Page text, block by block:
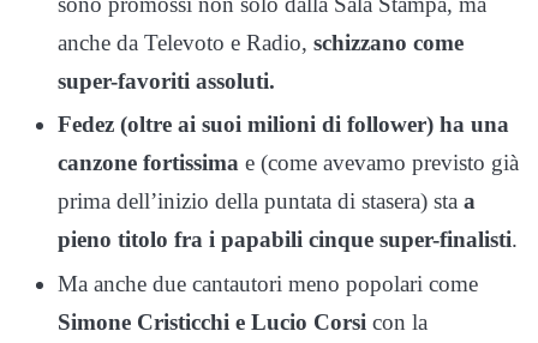
anche da Televoto e Radio, schizzano come
super-favoriti assoluti.
Fedez (oltre ai suoi milioni di follower) ha una
canzone fortissima e (come avevamo previsto già
prima dell’inizio della puntata di stasera) sta a
pieno titolo fra i papabili cinque super-finalisti.
Ma anche due cantautori meno popolari come
Simone Cristicchi e Lucio Corsi con la